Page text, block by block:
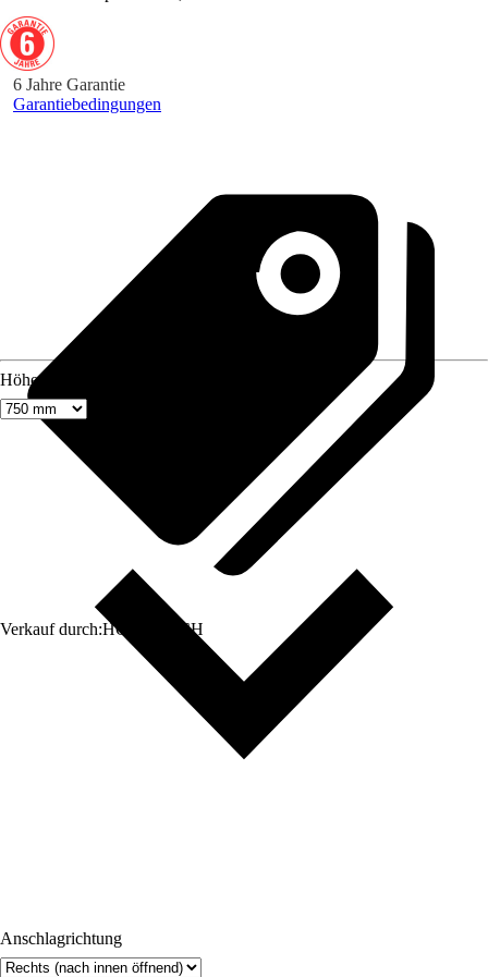
6 Jahre Garantie
Garantiebedingungen
Verkauf durch:HORNBACH
Höhe
Anschlagrichtung